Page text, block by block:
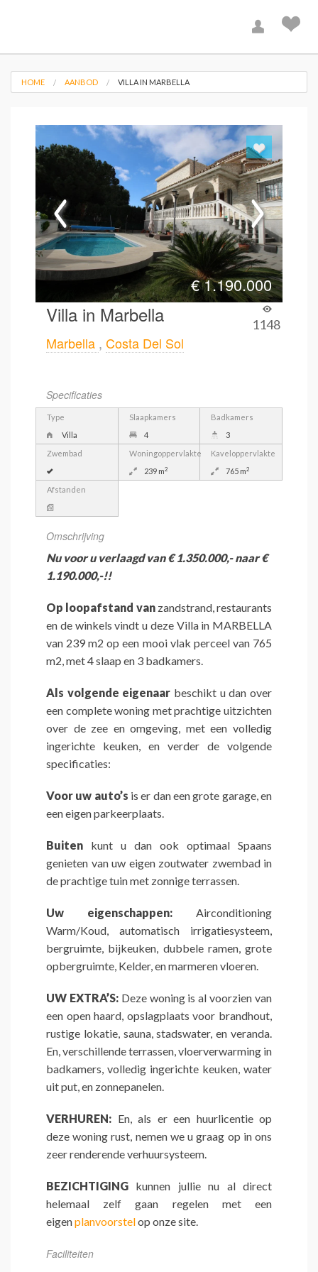
HOME AANBOD VILLA IN MARBELLA
€1.190.000
Villa in Marbella 1148
Marbella , Costa Del Sol
Specificaties
Type
Villa
Slaapkamers
4
Badkamers
3
Zwembad
Woningoppervlakte
239 m2
Kaveloppervlakte
765 m2
Afstanden
Omschrijving
Nu voor u verlaagd van € 1.350.000,- naar €
1.190.000,-!!
Op loopafstand vanzandstrand, restaurants
en de winkels vindt u deze Villa in MARBELLA
van 239 m2 op een mooi vlak perceel van 765
m2, met 4 slaap en 3 badkamers.
Als volgende eigenaar beschikt u dan over
een complete woning met prachtige uitzichten
over de zee en omgeving, met een volledig
ingerichte keuken, en verder de volgende
specificaties:
Voor uw auto’s is er dan een grote garage, en
een eigen parkeerplaats.
Buiten kunt u dan ook optimaal Spaans
genieten van uw eigen zoutwater zwembad in
de prachtige tuin met zonnige terrassen.
Uw eigenschappen: Airconditioning
Warm/Koud, automatisch irrigatiesysteem,
bergruimte, bijkeuken, dubbele ramen, grote
opbergruimte, Kelder, en marmeren vloeren.
UW EXTRA’S:Deze woning is al voorzien van
een open haard, opslagplaats voor brandhout,
rustige lokatie, sauna, stadswater, en veranda.
En, verschillende terrassen, vloerverwarming in
badkamers, volledig ingerichte keuken, water
uit put, en zonnepanelen.
VERHUREN: En, als er een huurlicentie op
deze woning rust, nemen we u graag op in ons
zeer renderende verhuursysteem.
BEZICHTIGING kunnen jullie nu al direct
helemaal zelf gaan regelen met een
eigenplanvoorstelop onze site.
Faciliteiten